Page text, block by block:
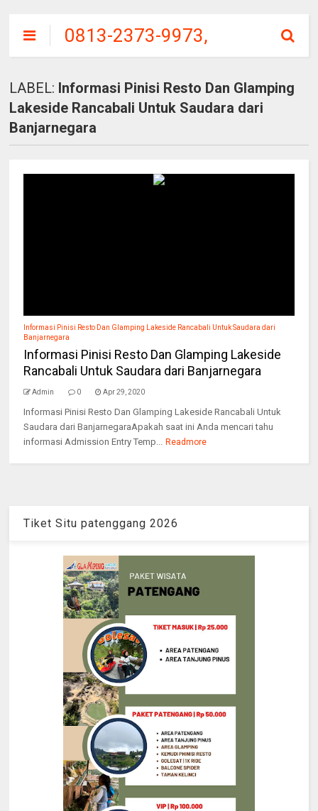
0813-2373-9973,
SITU
PATENGGANG
CIWIDEY, HARGA
TIKET MASUK
LABEL: Informasi Pinisi Resto Dan Glamping
Lakeside Rancabali Untuk Saudara dari
Banjarnegara
Informasi Pinisi Resto Dan Glamping Lakeside Rancabali Untuk Saudara dari
Banjarnegara
Informasi Pinisi Resto Dan Glamping Lakeside
Rancabali Untuk Saudara dari Banjarnegara
Admin 0 Apr 29, 2020
Informasi Pinisi Resto Dan Glamping Lakeside Rancabali Untuk
Saudara dari BanjarnegaraApakah saat ini Anda mencari tahu
informasi Admission Entry Temp... Readmore
Tiket Situ patenggang 2026